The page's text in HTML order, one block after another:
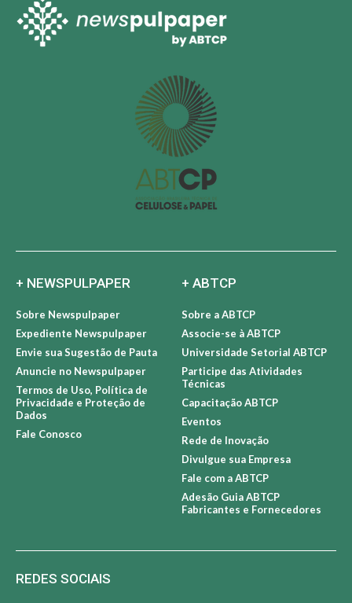
+ NEWSPULPAPER
Sobre Newspulpaper
Expediente Newspulpaper
Envie sua Sugestão de Pauta
Anuncie no Newspulpaper
Termos de Uso, Política de
Privacidade e Proteção de
+ ABTCP
Sobre a ABTCP
Associe-se à ABTCP
Universidade Setorial ABTCP
Participe das Atividades
Técnicas
Capacitação ABTCP
Eventos
Rede de Inovação
Divulgue sua Empresa
Fale com a ABTCP
Fabricantes e Fornecedores